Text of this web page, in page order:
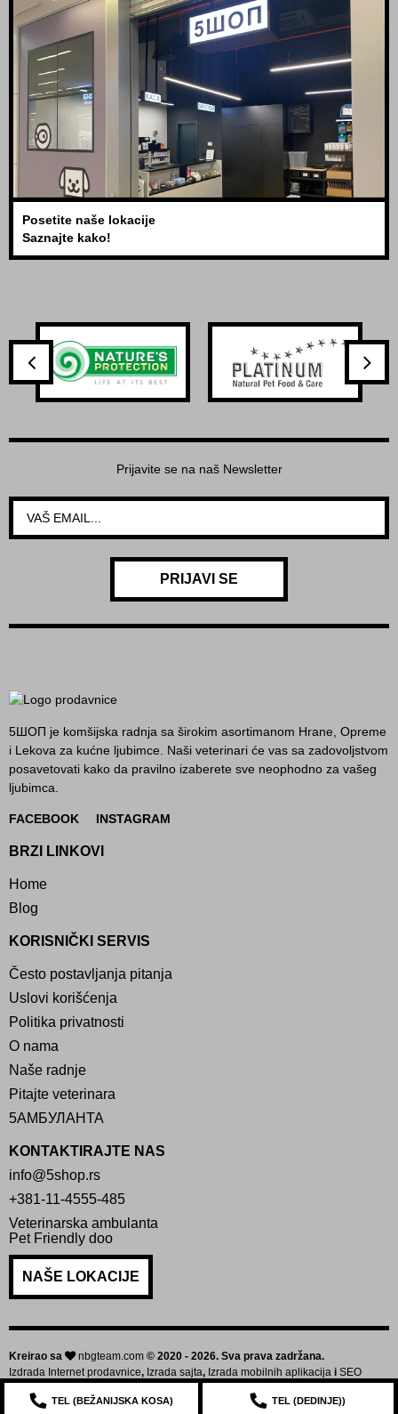
Posetite naše lokacije
Saznajte kako!
Prijavite se na naš Newsletter
PRIJAVI SE
5ШОП je komšijska radnja sa širokim asortimanom Hrane, Opreme
i Lekova za kućne ljubimce. Naši veterinari će vas sa zadovoljstvom
posavetovati kako da pravilno izaberete sve neophodno za vašeg
ljubimca.
FACEBOOK INSTAGRAM
BRZI LINKOVI
Home
Blog
KORISNIČKI SERVIS
Često postavljanja pitanja
Uslovi korišćenja
Politika privatnosti
O nama
Naše radnje
Pitajte veterinara
5АМБУЛАНТА
KONTAKTIRAJTE NAS
info@5shop.rs
+381-11-4555-485
Veterinarska ambulanta
Pet Friendly doo
NAŠE LOKACIJE
Kreirao sa nbgteam.com © 2020 - 2026. Sva prava zadržana.
Izdrada Internet prodavnice, Izrada sajta, Izrada mobilnih aplikacija i SEO
TEL (BEŽANIJSKA KOSA) TEL (DEDINJE))